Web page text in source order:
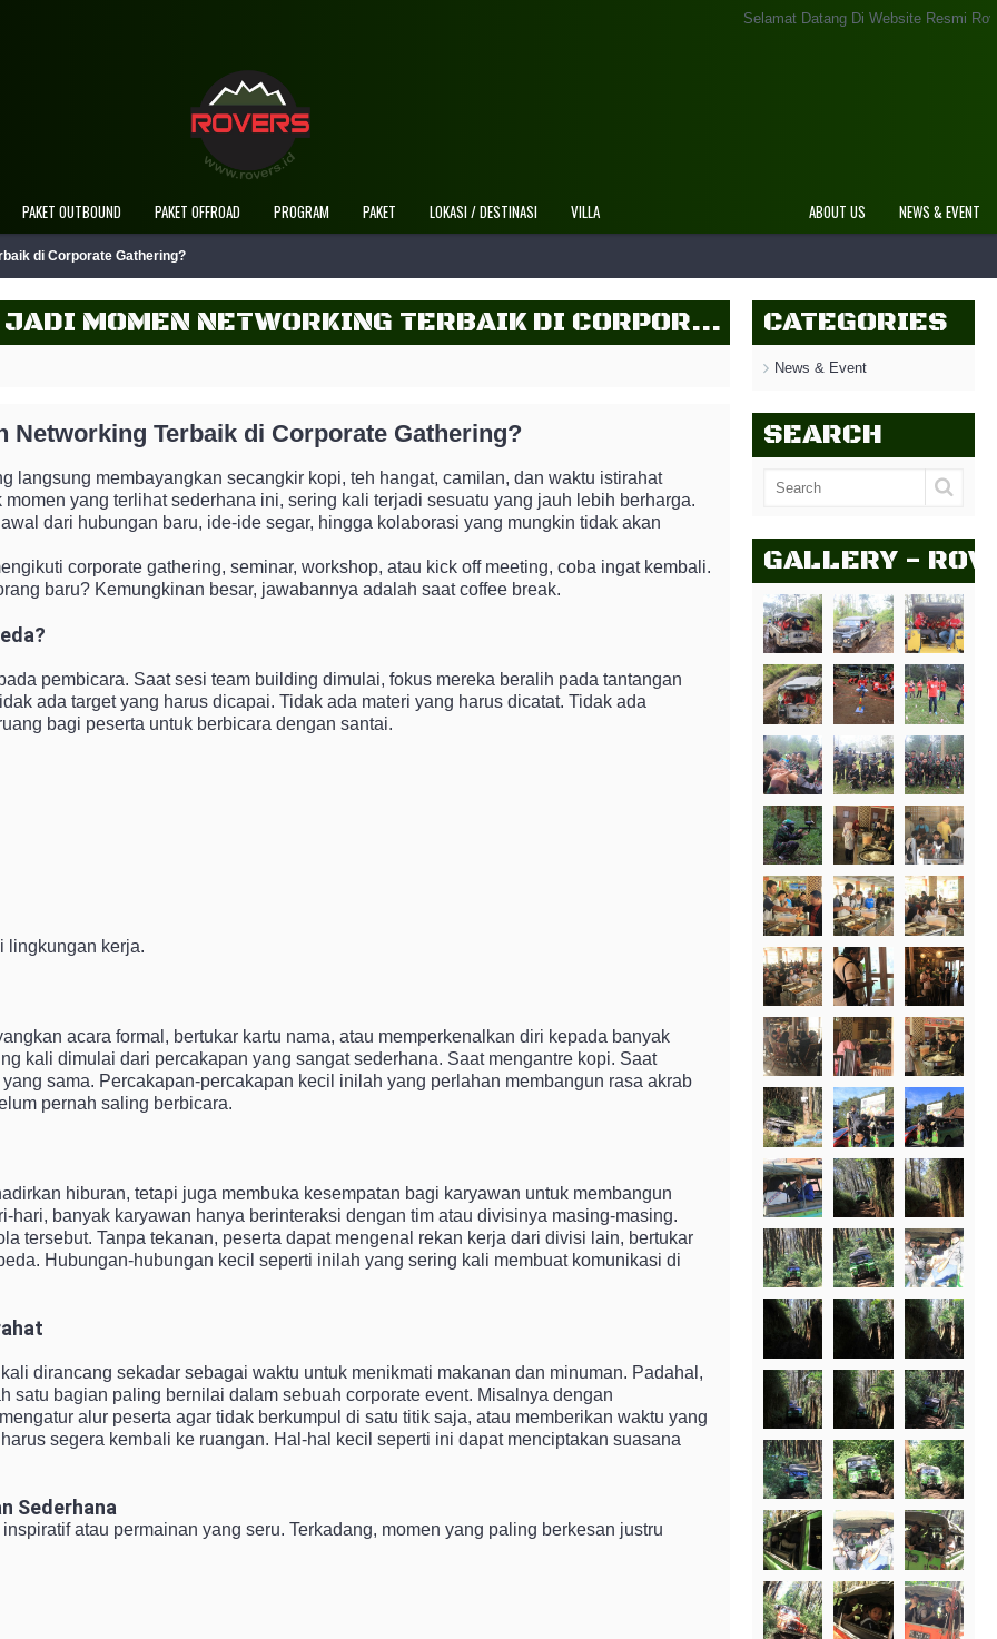
Selamat Datang Di Website Resmi Rovers
PAKET OUTBOUND PAKET OFFROAD PROGRAM PAKET LOKASI / DESTINASI VILLA NEWS & EVENT
ABOUT US
di Corporate Gathering?
CATEGORIES
News & Event
SEARCH
GALLERY -
KENAPA COFFEE BREAK JUSTRU JADI MOMEN NETWORKING TERBAIK DI CORPORATE GATHERING?
Networking Terbaik di Corporate Gathering?
langsung membayangkan secangkir kopi, teh hangat, camilan, dan waktu istirahat
yang terlihat sederhana ini, sering kali terjadi sesuatu yang jauh lebih berharga.
dari hubungan baru, ide-ide segar, hingga kolaborasi yang mungkin tidak akan
corporate gathering, seminar, workshop, atau kick off meeting, coba ingat kembali.
baru? Kemungkinan besar, jawabannya adalah saat coffee break.
pembicara. Saat sesi team building dimulai, fokus mereka beralih pada tantangan
ada target yang harus dicapai. Tidak ada materi yang harus dicatat. Tidak ada
bagi peserta untuk berbicara dengan santai.
lingkungan kerja.
acara formal, bertukar kartu nama, atau memperkenalkan diri kepada banyak
kali dimulai dari percakapan yang sangat sederhana. Saat mengantre kopi. Saat
sama. Percakapan-percakapan kecil inilah yang perlahan membangun rasa akrab
pernah saling berbicara.
hiburan, tetapi juga membuka kesempatan bagi karyawan untuk membangun
banyak karyawan hanya berinteraksi dengan tim atau divisinya masing-masing.
tersebut. Tanpa tekanan, peserta dapat mengenal rekan kerja dari divisi lain, bertukar
Hubungan-hubungan kecil seperti inilah yang sering kali membuat komunikasi di
dirancang sekadar sebagai waktu untuk menikmati makanan dan minuman. Padahal,
satu bagian paling bernilai dalam sebuah corporate event. Misalnya dengan
alur peserta agar tidak berkumpul di satu titik saja, atau memberikan waktu yang
segera kembali ke ruangan. Hal-hal kecil seperti ini dapat menciptakan suasana
Sederhana
atau permainan yang seru. Terkadang, momen yang paling berkesan justru